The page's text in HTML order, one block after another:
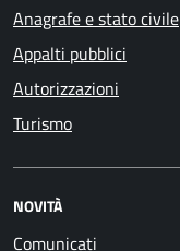
Anagrafe e stato civile
Appalti pubblici
Autorizzazioni
Turismo
NOVITÀ
Comunicati